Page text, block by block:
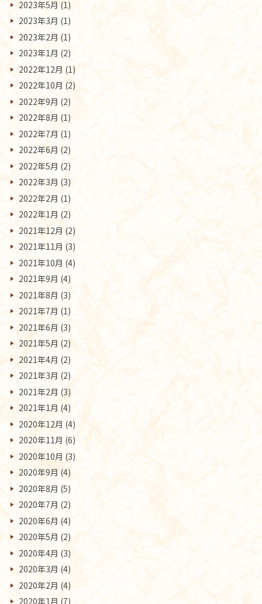
2023年5月 (1)
2023年3月 (1)
2023年2月 (1)
2023年1月 (2)
2022年12月 (1)
2022年10月 (2)
2022年9月 (2)
2022年8月 (1)
2022年7月 (1)
2022年6月 (2)
2022年5月 (2)
2022年3月 (3)
2022年2月 (1)
2022年1月 (2)
2021年12月(2)
2021年11月 (3)
2021年10月 (4)
2021年9月 (4)
2021年8月 (3)
2021年7月 (1)
2021年6月 (3)
2021年5月 (2)
2021年4月 (2)
2021年3月 (2)
2021年2月 (3)
2021年1月 (4)
2020年12月 (4)
2020年11月 (6)
2020年10月 (3)
2020年9月 (4)
2020年8月 (5)
2020年7月 (2)
2020年6月 (4)
2020年5月 (2)
2020年4月 (3)
2020年3月 (4)
2020年2月 (4)
2020年1月 (7)